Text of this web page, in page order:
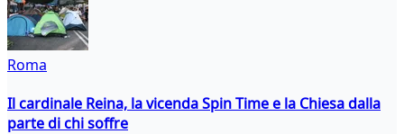
Roma
Il cardinale Reina, la vicenda Spin Time e la Chiesa dalla
parte di chi soffre